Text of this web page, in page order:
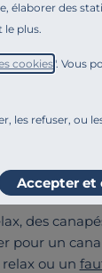
élaborer des
le plus.
cookies". Vous
les refuser, ou
Accepter et
et du
pour vous
des
pour un
ou un